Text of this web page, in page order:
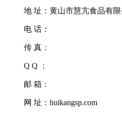
地 址：黄山市慧亢食品有
电 话：
传 真：
Q Q ：
邮 箱：
网 址：huikangsp.com